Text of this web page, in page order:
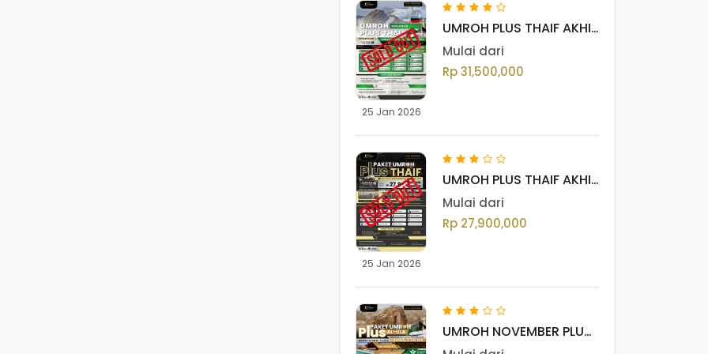
25 Jan 2026
UMROH PLUS THAIF AKHIR
JANUARI 2026
(EXCLUSIVE)
Mulai dari
Rp 31,500,000
25 Jan 2026
UMROH PLUS THAIF AKHIR
JANUARI 2026
(REGULER)
Mulai dari
Rp 27,900,000
UMROH NOVEMBER PLUS
AL ULA 2025